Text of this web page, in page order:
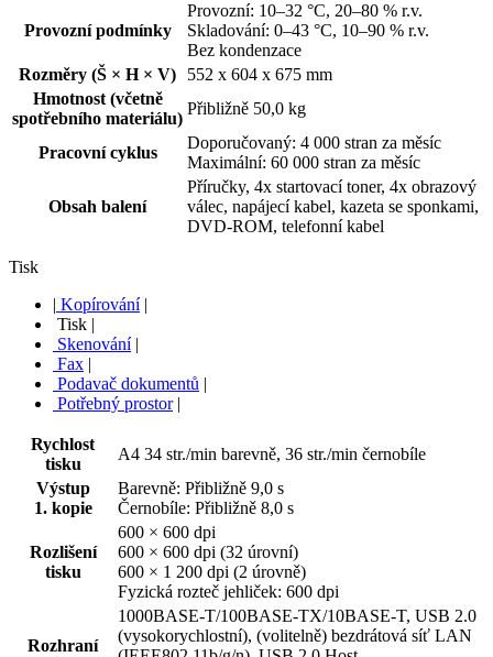
Provozní podmínky
Provozní: 10–32 °C, 20–80 % r.v.
Skladování: 0–43 °C, 10–90 % r.v.
Bez kondenzace
Rozměry (Š × H × V)
552 x 604 x 675 mm
Hmotnost (včetně
spotřebního materiálu)
Přibližně 50,0 kg
Pracovní cyklus
Doporučovaný: 4 000 stran za měsíc
Maximální: 60 000 stran za měsíc
Obsah balení
Příručky, 4x startovací toner, 4x obrazový
válec, napájecí kabel, kazeta se sponkami,
DVD-ROM, telefonní kabel
Tisk
| Kopírování|
Tisk |
Skenování|
Fax |
Podavač dokumentů |
Potřebný prostor|
Rychlost
tisku
A4 34 str./min barevně, 36 str./min černobíle
Výstup
1. kopie
Barevně: Přibližně 9,0 s
Černobíle: Přibližně 8,0 s
Rozlišení
tisku
600 × 600 dpi
600 × 600 dpi (32 úrovní)
600 × 1 200 dpi (2 úrovně)
Fyzická rozteč jehliček: 600 dpi
Rozhraní
1000BASE-T/100BASE-TX/10BASE-T, USB 2.0
(vysokorychlostní), (volitelně) bezdrátová síť LAN